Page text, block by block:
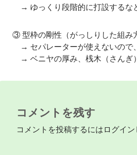
→ ゆっくり段階的に打設するなど
③ 型枠の剛性（がっしりした組み
→ セパレーターが使えないので、
→ ベニヤの厚み、桟木（さんぎ）
コメントを残す
コメントを投稿するには ログイン